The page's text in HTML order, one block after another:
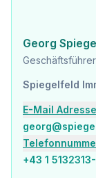
Georg
Geschäftsführer
Spiegelfeld
E-Mail
+43 1